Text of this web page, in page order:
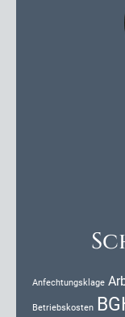
Anfechtungsklage
Betriebskosten